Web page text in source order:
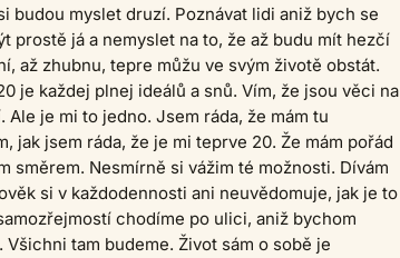
budou myslet druzí. Poznávat lidi aniž bych se
prostě já a nemyslet na to, že až budu mít hezčí
až zhubnu, tepre můžu ve svým životě obstát.
je každej plnej ideálů a snů. Vím, že jsou věci na
je mi to jedno. Jsem ráda, že mám tu
jak jsem ráda, že je mi teprve 20. Že mám pořád
směrem. Nesmírně si vážim té možnosti. Dívám
si v každodennosti ani neuvědomuje, jak je to
chodíme po ulici, aniž bychom
tam budeme. Život sám o sobě je